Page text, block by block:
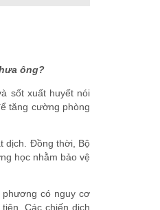
ông?
sốt xuất huyết nói
tăng cường phòng
dịch. Đồng thời, Bộ
học nhằm bảo vệ
phương có nguy cơ
Các chiến dịch